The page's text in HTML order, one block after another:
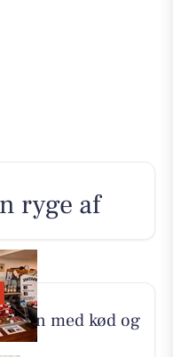
ryge af
med kød og